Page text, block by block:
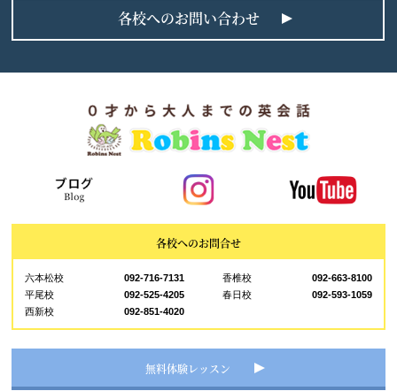
各校へのお問い合わせ
各校へのお問合せ
六本松校 092-716-7131 香椎校
092-663-8100
平尾校
092-525-4205 春日校
092-593-1059
西新校
092-851-4020
無料体験レッスン